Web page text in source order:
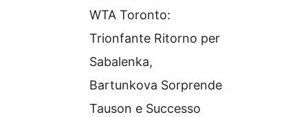
WTA Toronto:
Trionfante Ritorno per
Sabalenka,
Bartunkova Sorprende
Tauson e Successo